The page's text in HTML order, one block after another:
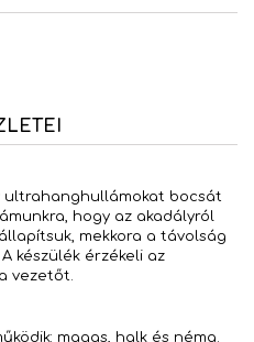
ultrahanghullámokat bocsát
hogy az akadályról
mekkora a távolság
készülék érzékeli az
vezetőt.
magas, halk és néma.